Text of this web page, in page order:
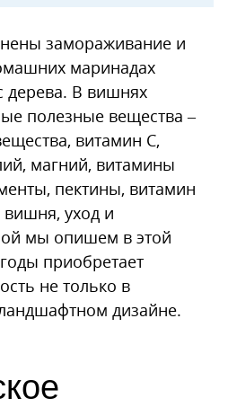
посадки
уход и
вишни
(медянка)
тля
и профилактики
замораживание и
маринадах
дерева. В вишнях
полезные вещества –
витамин С,
магний, витамины
пектины, витамин
уход и
мы опишем в этой
приобретает
не только в
дизайне.